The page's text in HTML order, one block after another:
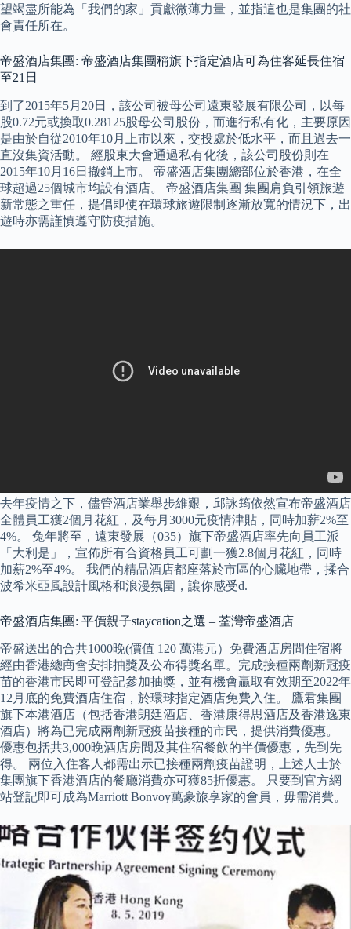
望竭盡所能為「我們的家」貢獻微薄力量，並指這也是集團的社
會責任所在。
帝盛酒店集團: 帝盛酒店集團稱旗下指定酒店可為住客延長住宿
至21日
到了2015年5月20日，該公司被母公司遠東發展有限公司，以每
股0.72元或換取0.28125股母公司股份，而進行私有化，主要原因
是由於自從2010年10月上市以來，交投處於低水平，而且過去一
直沒集資活動。 經股東大會通過私有化後，該公司股份則在
2015年10月16日撤銷上市。 帝盛酒店集團總部位於香港，在全
球超過25個城市均設有酒店。 帝盛酒店集團 集團肩負引領旅遊
新常態之重任，提倡即使在環球旅遊限制逐漸放寬的情況下，出
遊時亦需謹慎遵守防疫措施。
去年疫情之下，儘管酒店業舉步維艱，邱詠筠依然宣布帝盛酒店
全體員工獲2個月花紅，及每月3000元疫情津貼，同時加薪2%至
4%。 兔年將至，遠東發展（035）旗下帝盛酒店率先向員工派
「大利是」，宣佈所有合資格員工可劃一獲2.8個月花紅，同時
加薪2%至4%。 我們的精品酒店都座落於市區的心臟地帶，揉合
波希米亞風設計風格和浪漫氛圍，讓你感受d.
帝盛酒店集團: 平價親子staycation之選 – 荃灣帝盛酒店
帝盛送出的合共1000晚(價值 120 萬港元）免費酒店房間住宿將
經由香港總商會安排抽獎及公布得獎名單。完成接種兩劑新冠疫
苗的香港市民即可登記參加抽獎，並有機會贏取有效期至2022年
12月底的免費酒店住宿，於環球指定酒店免費入住。 鷹君集團
旗下本港酒店（包括香港朗廷酒店、香港康得思酒店及香港逸東
酒店）將為已完成兩劑新冠疫苗接種的市民，提供消費優惠。
優惠包括共3,000晚酒店房間及其住宿餐飲的半價優惠，先到先
得。 兩位入住客人都需出示已接種兩劑疫苗證明，上述人士於
集團旗下香港酒店的餐廳消費亦可獲85折優惠。 只要到官方網
站登記即可成為Marriott Bonvoy萬豪旅享家的會員，毋需消費。